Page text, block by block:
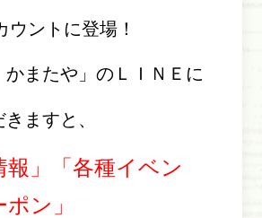
ウントに登場！
またや」のＬＩＮＥに
ますと、
報」「各種イベン
ン」